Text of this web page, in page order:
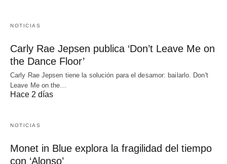
NOTICIAS
Carly Rae Jepsen publica ‘Don’t Leave Me on
the Dance Floor’
Carly Rae Jepsen tiene la solución para el desamor: bailarlo. Don't
Leave Me on the…
Hace 2 días
NOTICIAS
Monet in Blue explora la fragilidad del tiempo
con ‘Alonso’